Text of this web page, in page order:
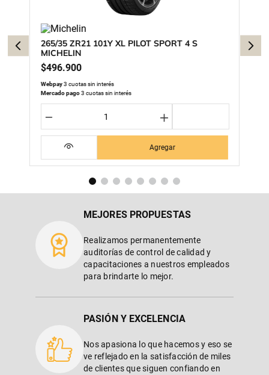
265/35 ZR21 101Y XL PILOT SPORT 4 S
MICHELIN
$496.900
Webpay3 cuotas sin interés
Mercado pago3 cuotas sin interés
＋
－
Agregar
MEJORES PROPUESTAS
Realizamos permanentemente
auditorías de control de calidad y
capacitaciones a nuestros empleados
para brindarte lo mejor.
PASIÓN Y EXCELENCIA
Nos apasiona lo que hacemos y eso se
ve reflejado en la satisfacción de miles
de clientes que siguen confiando en